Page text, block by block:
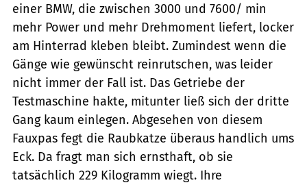
einer BMW, die zwischen 3000 und 7600/ min
mehr Power und mehr Drehmoment liefert, locker
am Hinterrad kleben bleibt. Zumindest wenn die
Gänge wie gewünscht reinrutschen, was leider
nicht immer der Fall ist. Das Getriebe der
Testmaschine hakte, mitunter ließ sich der dritte
Gang kaum einlegen. Abgesehen von diesem
Fauxpas fegt die Raubkatze überaus handlich ums
Eck. Da fragt man sich ernsthaft, ob sie
tatsächlich 229 Kilogramm wiegt. Ihre